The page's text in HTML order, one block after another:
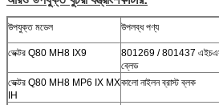
উপযুক্ত মডেল উপলব্ধ পণ্য
ভেক্টর Q80 MH8 IX9
801269 / 801437
ব্লেড
ভেক্টর Q80 MH8 MP6 IX MX
IH
কালো নাইলন ব্রাস্ট ব্লক